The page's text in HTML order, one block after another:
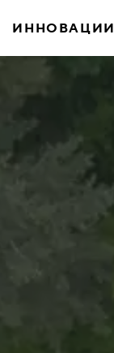
ИННОВАЦИИ